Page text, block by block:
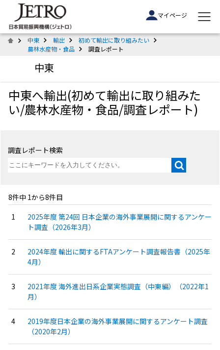
マイページ
中東 輸出
初めて輸出に取り組みたい
農林水産物・食品
調査レポート
中東
中東へ輸出(初めて輸出に取り組みた
い/農林水産物・食品/調査レポート)
調査レポート検索
8件中 1から8件目
2025年度 第24回 日本企業の海外事業展開に関するアンケー
ト調査（2026年3月）
2024年度 輸出に関するFTAアンケート調査報告書（2025年
4月）
2021年度 海外進出日系企業実態調査（中東編）（2022年1
月）
2019年度日本企業の海外事業展開に関するアンケート調査
（2020年2月）